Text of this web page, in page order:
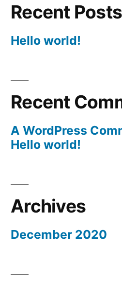
Recent Posts
Hello world!
Recent
A WordPress
Hello world!
Archives
December 2020